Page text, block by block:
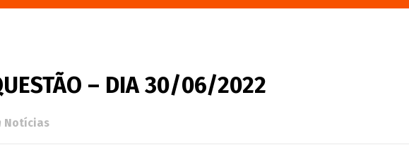
– DIA 30/06/2022
Notícias